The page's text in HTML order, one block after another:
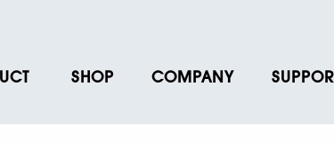
SHOP COMPANY